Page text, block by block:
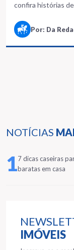
NOTÍCIAS
17 dicas caseiras
baratas em casa
IMÓVEIS
confira histórias
Por: Da